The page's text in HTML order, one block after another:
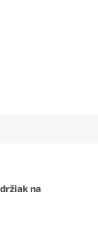
na